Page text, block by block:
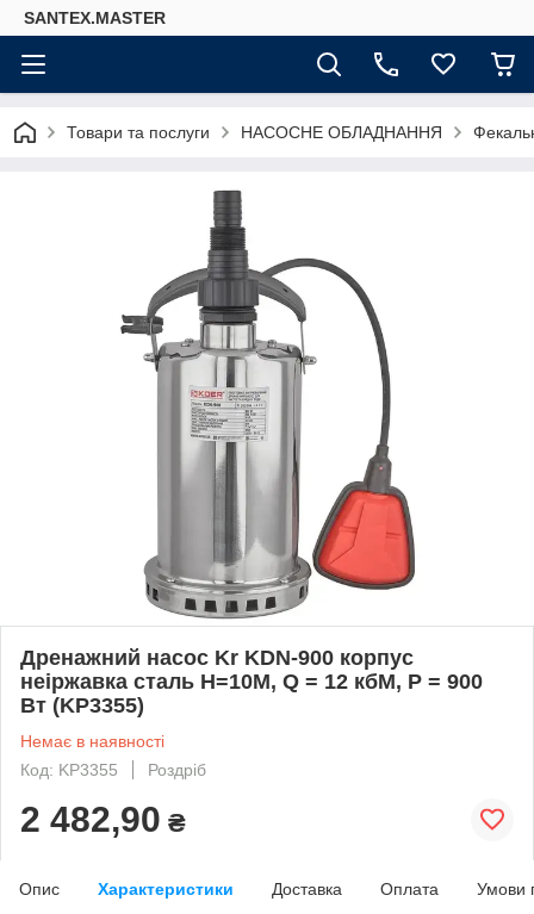
SANTEX.MASTER
Товари та послуги НАСОСНЕ ОБЛАДНАННЯ
Дренажний насос Kr KDN-900 корпус
неіржавка сталь Н=10М, Q = 12 кбМ, P = 900
Вт (KP3355)
Немає в наявності
Код: KP3355
Роздріб
2 482,90 ₴
Опис Характеристики Доставка Оплата Умови